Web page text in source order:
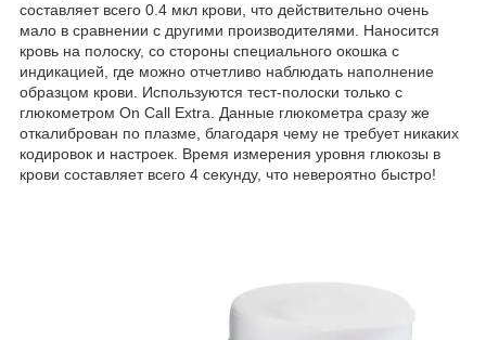
составляет всего 0.4 мкл крови, что действительно очень
мало в сравнении с другими производителями. Наносится
кровь на полоску, со стороны специального окошка с
индикацией, где можно отчетливо наблюдать наполнение
образцом крови. Используются тест-полоски только с
глюкометром On Call Extra. Данные глюкометра сразу же
откалиброван по плазме, благодаря чему не требует никаких
кодировок и настроек. Время измерения уровня глюкозы в
крови составляет всего 4 секунду, что невероятно быстро!